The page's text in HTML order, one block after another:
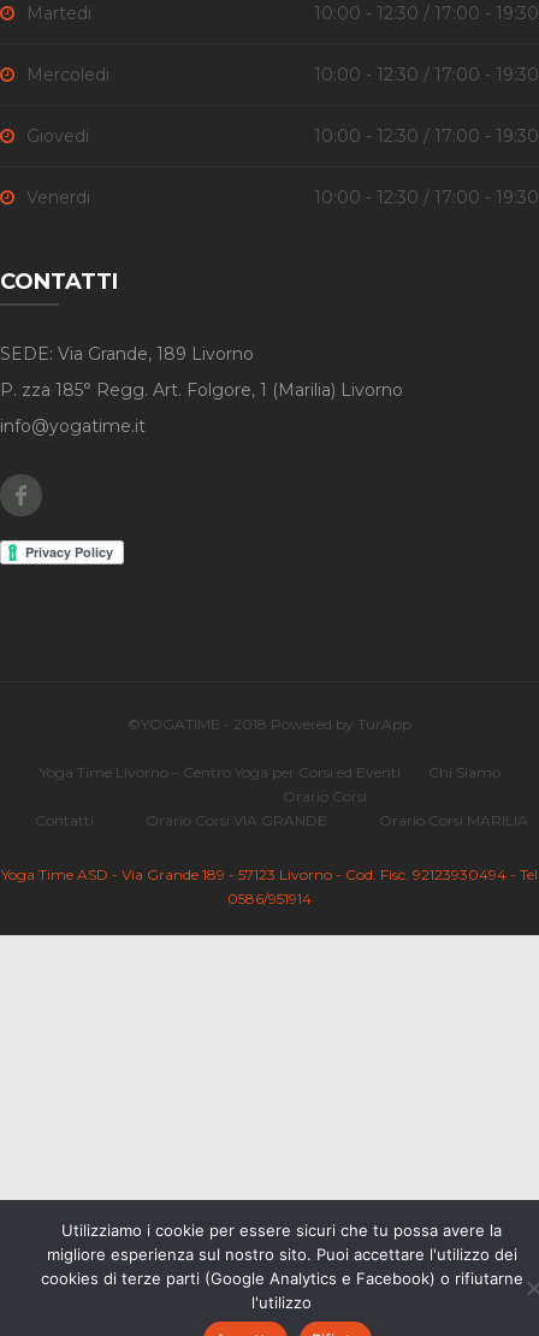
Martedi 10:00 - 12:30 / 17:00 - 19:30
Mercoledi 10:00 - 12:30 / 17:00 - 19:30
Giovedi 10:00 - 12:30 / 17:00 - 19:30
Venerdi 10:00 - 12:30 / 17:00 - 19:30
CONTATTI
SEDE: Via Grande, 189 Livorno
P. zza 185° Regg. Art. Folgore, 1 (Marilia) Livorno
info@yogatime.it
©YOGATIME - 2018 Powered by TurApp
Yoga Time Livorno – Centro Yoga per Corsi ed Eventi Chi Siamo
Contatti
Orario Corsi
Orario Corsi VIA GRANDE
Orario Corsi MARILIA
Yoga Time ASD - Via Grande 189 - 57123 Livorno - Cod. Fisc. 92123930494 - Tel
0586/951914
Utilizziamo i cookie per essere sicuri che tu possa avere la
migliore esperienza sul nostro sito. Puoi accettare l'utilizzo dei
cookies di terze parti (Google Analytics e Facebook) o rifiutarne
l'utilizzo